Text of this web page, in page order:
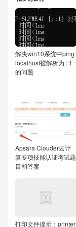
解决win10系统中ping
localhost被解析为 ::1
的问题
Apsara Clouder云计
算专项技能认证考试题
目和答案
打印文件提示：printer